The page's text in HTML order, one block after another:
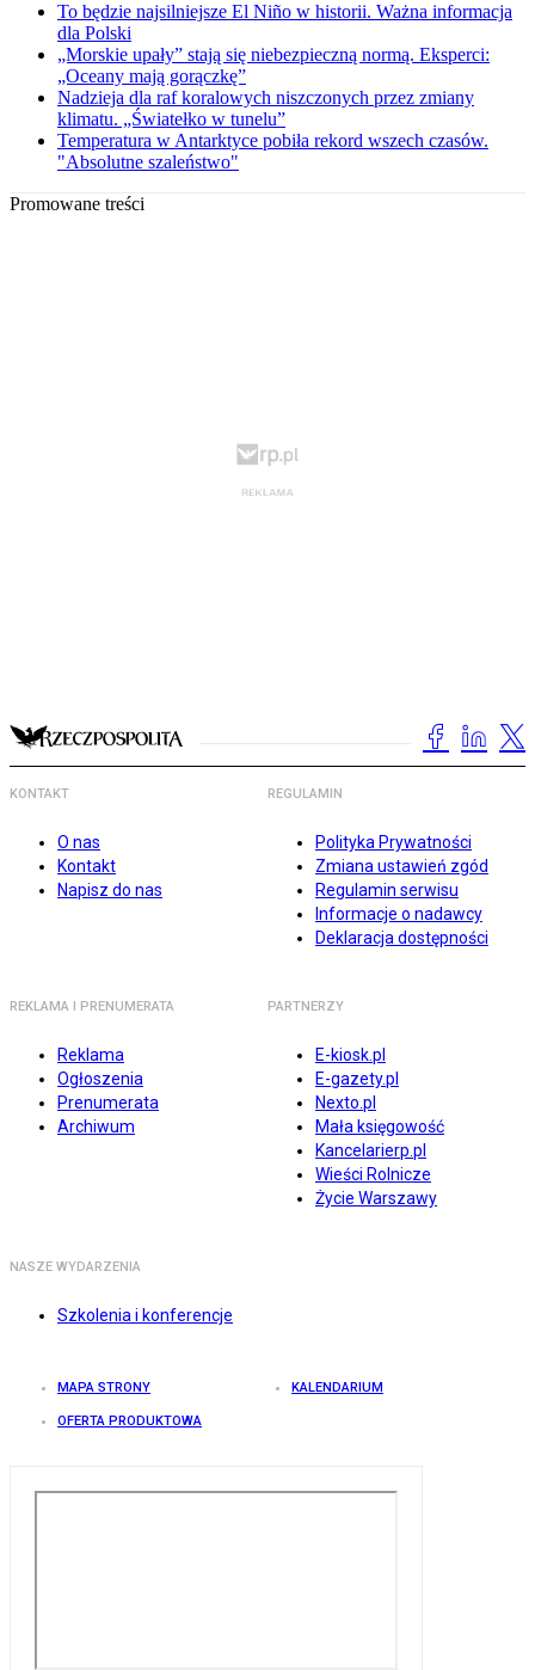
To będzie najsilniejsze El Niño w historii. Ważna informacja
dla Polski
„Morskie upały” stają się niebezpieczną normą. Eksperci:
„Oceany mają gorączkę”
Nadzieja dla raf koralowych niszczonych przez zmiany
klimatu. „Światełko w tunelu”
Temperatura w Antarktyce pobiła rekord wszech czasów.
"Absolutne szaleństwo"
Promowane treści
KONTAKT
O nas
Kontakt
Napisz do nas
REGULAMIN
Polityka Prywatności
Zmiana ustawień zgód
Regulamin serwisu
Informacje o nadawcy
Deklaracja dostępności
REKLAMA I PRENUMERATA
Reklama
Ogłoszenia
Prenumerata
Archiwum
PARTNERZY
E-kiosk.pl
E-gazety.pl
Nexto.pl
Mała księgowość
Kancelarierp.pl
Wieści Rolnicze
Życie Warszawy
NASZE WYDARZENIA
Szkolenia i konferencje
MAPA STRONY KALENDARIUM
OFERTA PRODUKTOWA